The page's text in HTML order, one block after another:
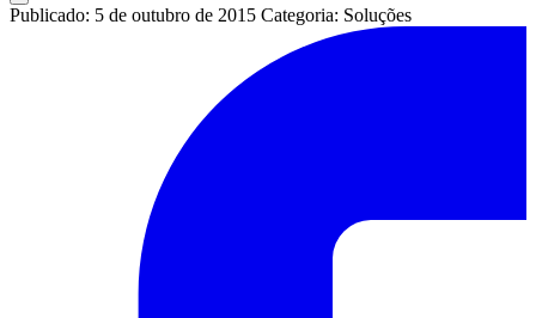
Publicado: 5 de outubro de 2015 Categoria: Soluções